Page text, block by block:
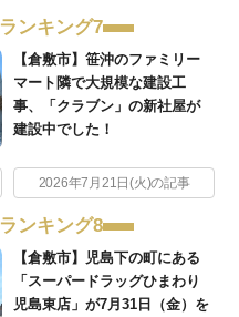
ランキング7
【倉敷市】笹沖のファミリー
マート隣で大規模な建設工
事、「クラブン」の新社屋が
建設中でした！
2026年7月21日(火)の記事
ランキング8
【倉敷市】児島下の町にある
「スーパードラッグひまわり
児島東店」が7月31日（金）を